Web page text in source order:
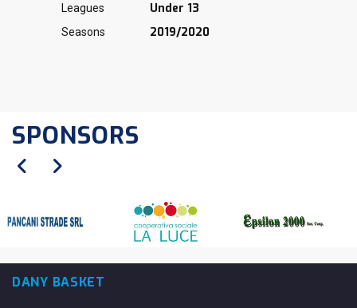
Leagues Under 13
Seasons 2019/2020
SPONSORS
DANY BASKET